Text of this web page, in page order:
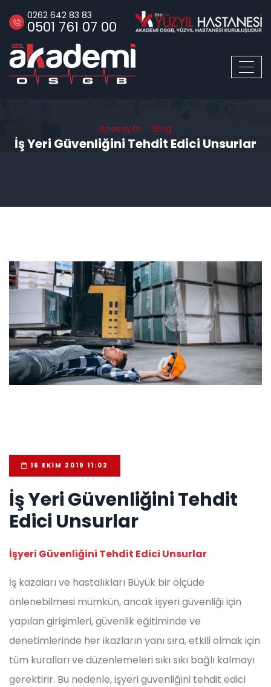
0262 642 83 83
0501 761 07 00
Anasayfa Blog
İş Yeri Güvenliğini Tehdit Edici Unsurlar
16 EKIM 2019 11:02
İş Yeri Güvenliğini Tehdit
Edici Unsurlar
İşyeri Güvenliğini Tehdit Edici Unsurlar
İş kazaları ve hastalıkları Büyük bir ölçüde
önlenebilmesi mümkün, ancak işyeri güvenliği için
yapılan girişimleri, güvenlik eğitiminde ve
denetimlerinde her ikazların yanı sıra, etkili olmak için
tüm kuralları ve düzenlemeleri sıkı sıkı bağlı kalmayı
gerektirir. Bu nedenle, işyeri güvenliğini tehdit edici